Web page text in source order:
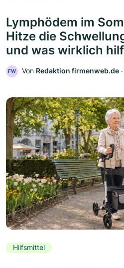
Lymphödem im
Hitze die
und was wirklich
FW Von Redaktion firmenweb.de ‧
Hilfsmittel